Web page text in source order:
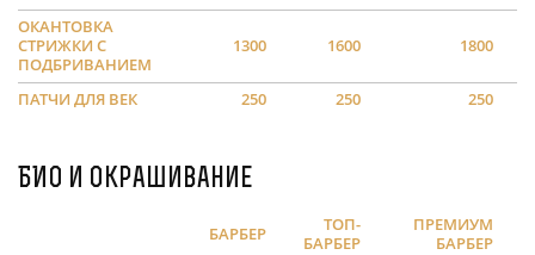
ОКАНТОВКА
СТРИЖКИ С
ПОДБРИВАНИЕМ
1300 1600 1800
ПАТЧИ ДЛЯ ВЕК 250 250 250
БИО и окрашивание
БАРБЕР
ТОП-
БАРБЕР
ПРЕМИУМ
БАРБЕР